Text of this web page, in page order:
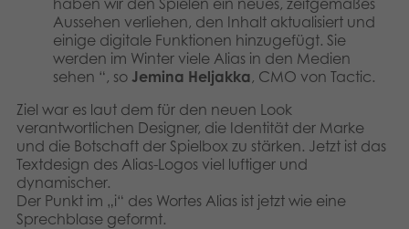
Aussehen verliehen, den Inhalt aktualisiert und
einige digitale Funktionen hinzugefügt. Sie
werden im Winter viele Alias ​​in den Medien
sehen “, so Jemina Heljakka, CMO von Tactic.
Ziel war es laut dem für den neuen Look
verantwortlichen Designer, die Identität der Marke
und die Botschaft der Spielbox zu stärken. Jetzt ist das
Textdesign des Alias-Logos viel luftiger und
dynamischer.
Der Punkt im „i“ des Wortes Alias ​​ist jetzt wie eine
Sprechblase geformt.